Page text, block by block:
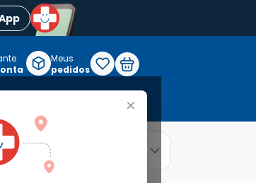
+
Meus
pedidos
ordenar por